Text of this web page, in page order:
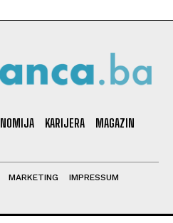
KARIJERA
MAGAZIN
MARKETING
IMPRESSUM